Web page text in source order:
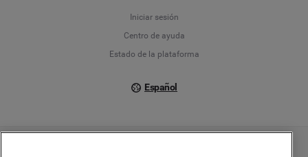
Iniciar sesión
Centro de ayuda
Estado de la plataforma
Español